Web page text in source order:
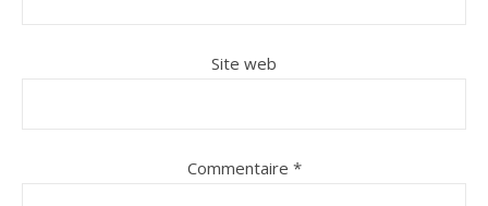
Site web
Commentaire *